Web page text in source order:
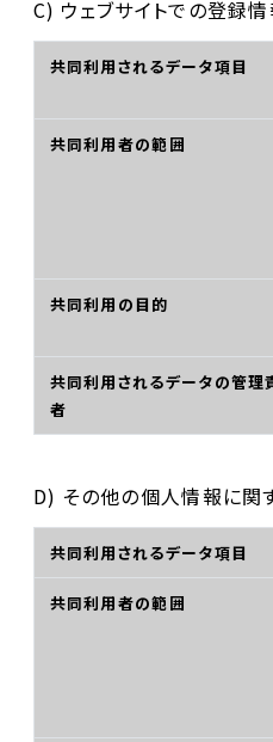
C) ウェブサイトでの登録
共同利用されるデータ項目
共同利用者の範囲
共同利用の目的
共同利用されるデータの管理
者
D) その他の個人情報に関
共同利用されるデータ項目
共同利用者の範囲